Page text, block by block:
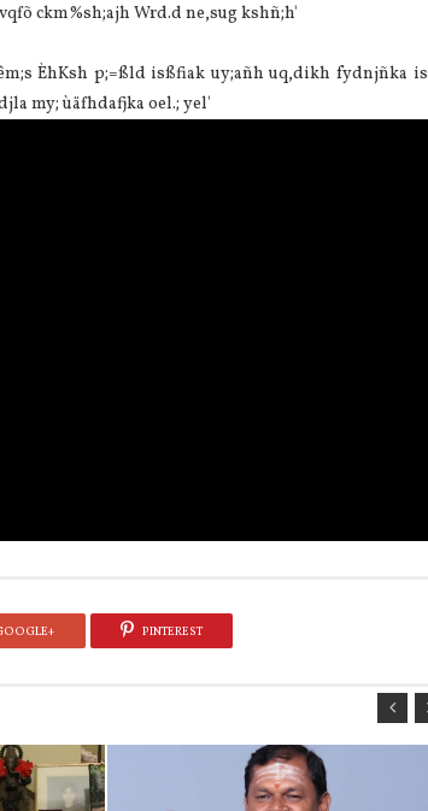
ckm%sh;ajh Wrd.d ne,sug kshñ;h'
ÈhKsh p;=ßld isßfiak uy;añh uq,dikh fydnjñka
my; ùäfhdafjka oel.; yel'
PINTEREST